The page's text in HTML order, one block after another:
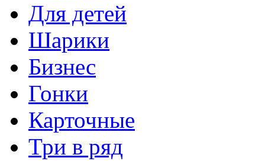
Для детей
Шарики
Бизнес
Гонки
Карточные
Три в ряд